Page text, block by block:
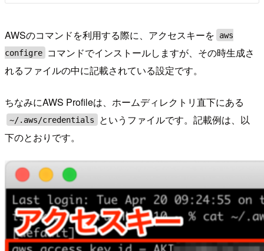
AWSのコマンドを利用する際に、アクセスキーを
aws
configre
コマンドでインストールしますが、その時生成さ
れるファイルの中に記載されている設定です。
ちなみにAWS Profileは、ホームディレクトリ直下にある
~/.aws/credentials
というファイルです。記載例は、以
下のとおりです。